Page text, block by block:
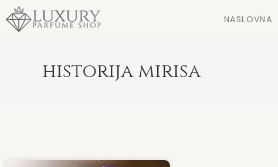
NASLOVNA
historija mirisa